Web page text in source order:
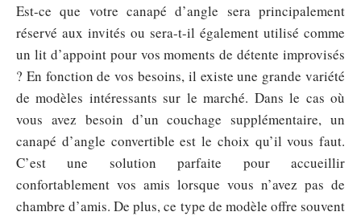
Est-ce que votre canapé d’angle sera principalement
réservé aux invités ou sera-t-il également utilisé comme
un lit d’appoint pour vos moments de détente improvisés
? En fonction de vos besoins, il existe une grande variété
de modèles intéressants sur le marché. Dans le cas où
vous avez besoin d’un couchage supplémentaire, un
canapé d’angle convertible est le choix qu’il vous faut.
C’est une solution parfaite pour accueillir
confortablement vos amis lorsque vous n’avez pas de
chambre d’amis. De plus, ce type de modèle offre souvent